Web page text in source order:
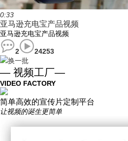
0:33
亚马逊充电宝产品视频
亚马逊充电宝产品视频
2
24253
换一批
— 视频工厂—
VIDEO FACTORY
简单高效的宣传片定制平台
让视频的诞生更简单